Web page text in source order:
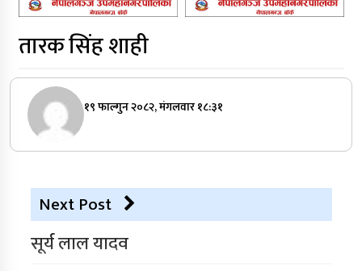
तारक सिंह शाही
१९ फाल्गुन २०८२, मंगलवार १८:३१
Next Post
सूर्य लाल यादव